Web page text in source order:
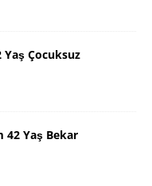
Yaş Çocuksuz
42 Yaş Bekar